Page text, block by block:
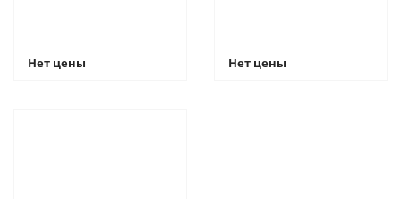
Нет цены Нет цены